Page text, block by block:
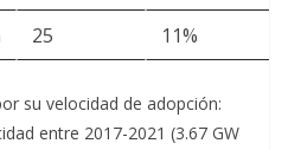
25 11%
su velocidad de adopción:
entre 2017-2021 (3.67 GW